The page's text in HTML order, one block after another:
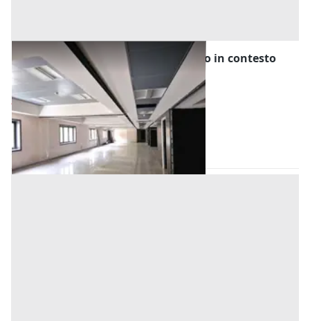
#20828 Ampio ufficio al piano primo in contesto
commerciale
Inserito il: 22/07/2026
Zumpano
(Cosenza)
Prezzo
370.000 €
Codice annuncio: 1858773542